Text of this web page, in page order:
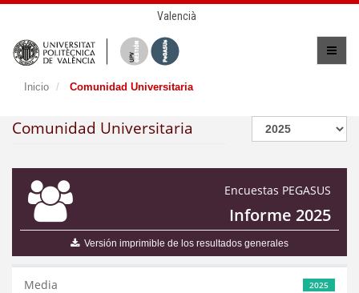
Valencià
Inicio Comunidad Universitaria
Comunidad Universitaria
Encuestas PEGASUS
Informe 2025
Versión imprimible de los resultados generales
2025
Media